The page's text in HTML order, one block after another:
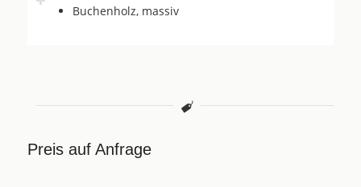
Buchenholz, massiv
Preis auf Anfrage